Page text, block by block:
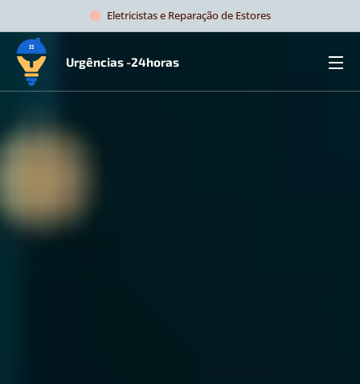
Eletricistas e Reparação de Estores
Urgências -24horas